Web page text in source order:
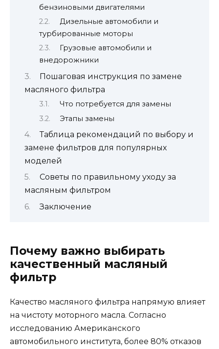
бензиновыми двигателями
Дизельные автомобили и
турбированные моторы
Грузовые автомобили и
внедорожники
Пошаговая инструкция по замене
масляного фильтра
Что потребуется для замены
Этапы замены
Таблица рекомендаций по выбору и
замене фильтров для популярных
моделей
Советы по правильному уходу за
масляным фильтром
Заключение
Почему важно выбирать
качественный масляный
фильтр
Качество масляного фильтра напрямую влияет
на чистоту моторного масла. Согласно
исследованию Американского
автомобильного института, более 80% отказов